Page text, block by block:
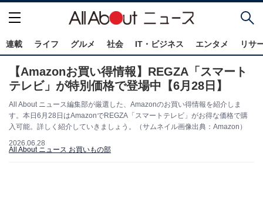
連載 ライフ グルメ 社会 IT・ビジネス エンタメ リサ
【Amazonお買い得情報】REGZA「スマート
テレビ」が特別価格で登場中【6月28日】
All About ニュース編集部が厳選した、Amazonのお買い得情報を紹介しま
す。本日6月28日はAmazonでREGZA「スマートテレビ」がお得な価格で購
入可能。詳しく紹介していきましょう。（サムネイル画像出典：Amazon）
2026.06.28
All About ニュース お買いもの部